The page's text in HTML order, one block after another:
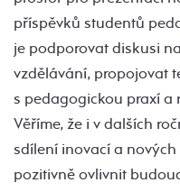
příspěvků studentů
je podporovat diskusi
vzdělávání, propojovat
s pedagogickou praxí a
Věříme, že i v dalších
sdílení inovací a
pozitivně ovlivnit